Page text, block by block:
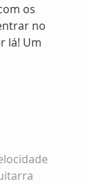
os
no
lá! Um